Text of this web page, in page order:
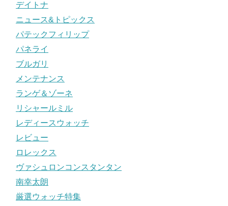
デイトナ
ニュース&トピックス
パテックフィリップ
パネライ
ブルガリ
メンテナンス
ランゲ＆ゾーネ
リシャールミル
レディースウォッチ
レビュー
ロレックス
ヴァシュロンコンスタンタン
南幸太朗
厳選ウォッチ特集